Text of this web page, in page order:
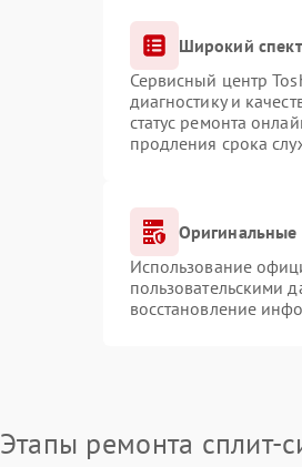
Широкий
Сервисный центр
диагностику и
статус ремонта
продления срока
Использование
пользовательскими
восстановление
Этапы ремонта сплит-